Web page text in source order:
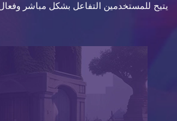
يتيح للمستخدمين التفاعل بشكل مباشر